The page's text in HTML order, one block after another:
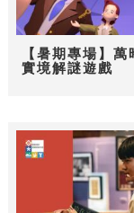
【暑期專場】
實境解謎遊戲